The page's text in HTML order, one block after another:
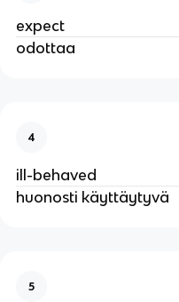
expect
odottaa
4
ill-behaved
huonosti käyttäytyvä
5